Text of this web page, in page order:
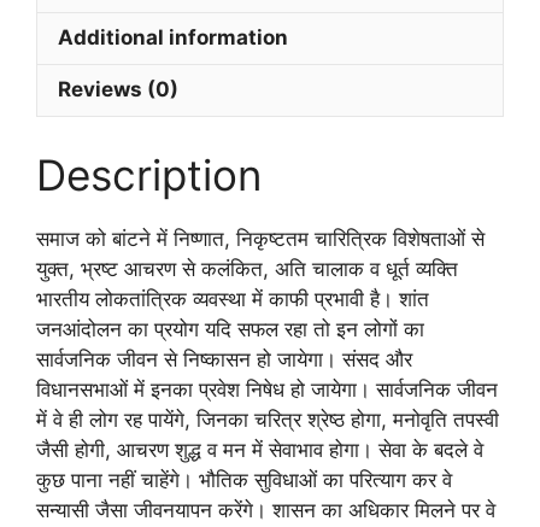
Additional information
Reviews (0)
Description
समाज को बांटने में निष्णात, निकृष्टतम चारित्रिक विशेषताओं से
युक्त, भ्रष्ट आचरण से कलंकित, अति चालाक व धूर्त व्यक्ति
भारतीय लोकतांत्रिक व्यवस्था में काफी प्रभावी है। शांत
जनआंदोलन का प्रयोग यदि सफल रहा तो इन लोगों का
सार्वजनिक जीवन से निष्कासन हो जायेगा। संसद और
विधानसभाओं में इनका प्रवेश निषेध हो जायेगा। सार्वजनिक जीवन
में वे ही लोग रह पायेंगे, जिनका चरित्र श्रेष्ठ होगा, मनोवृति तपस्वी
जैसी होगी, आचरण शुद्ध व मन में सेवाभाव होगा। सेवा के बदले वे
कुछ पाना नहीं चाहेंगे। भौतिक सुविधाओं का परित्याग कर वे
सन्यासी जैसा जीवनयापन करेंगे। शासन का अधिकार मिलने पर वे